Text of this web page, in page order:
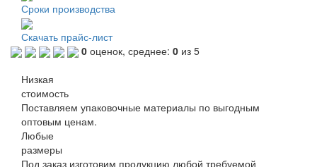
Сроки производства
Скачать прайс-лист
0 оценок, среднее: 0 из 5
Низкая
стоимость
Поставляем упаковочные материалы по выгодным
оптовым ценам.
Любые
размеры
Под заказ изготовим продукцию любой требуемой